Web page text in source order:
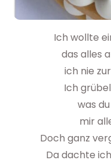
Ich wollte
das alles
ich nie
Ich
was
mir
Doch ganz
Da dachte